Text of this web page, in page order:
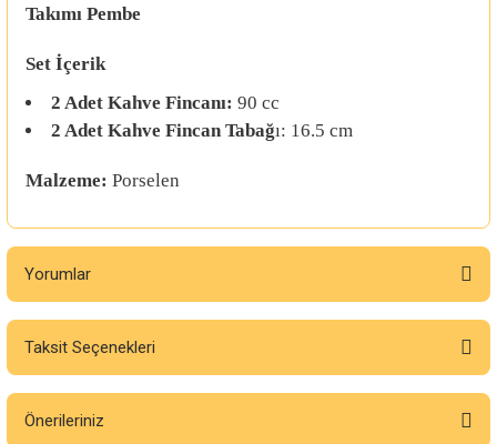
Takımı Pembe
Set İçerik
2 Adet Kahve Fincanı: 90 cc
2 Adet Kahve Fincan Tabağı: 16.5 cm
Malzeme: Porselen
Yorumlar
Bu ürüne ilk yorumu siz yapın!
Taksit Seçenekleri
Önerileriniz